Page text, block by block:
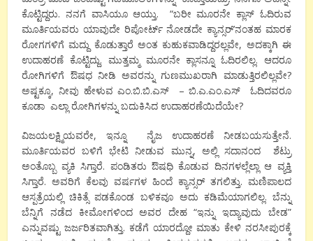
ಕೊಟ್ಟಿದ್ದರು. ನನಗೆ ವಾಸಿಯೂ ಆಯ್ತು. “ಬರೀ ಮೂರನೇ ಕ್ಲಾಸ್ ಓದಿರುವ
ಮೂರ್ತಿಯವರು ಯಾವುದೇ ರಿಪೋರ್ಟ್ ನೋಡದೇ ಕ್ಯಾನ್ಸರ್’ನಂತಹ ಮಾರಕ
ರೋಗಗಳಿಗೆ ಮದ್ದು ಕೊಡುತ್ತಾರೆ ಅಂತ ಕುಹುಕವಾಡಿದ್ದರಲ್ಲವೇ, ಅದಕ್ಕಾಗಿ ಈ
ಉದಾಹರಣೆ ಕೊಟ್ಟಿದ್ದು. ಮುತ್ತಮ್ಮ ಮೂರನೇ ಕ್ಲಾಸನ್ನೂ ಓದಿರಲಿಲ್ಲ. ಆದರೂ
ರೋಗಿಗಳಿಗೆ ಔಷಧ ನೀಡಿ ಅವರನ್ನು ಗುಣಮುಖರಾಗಿ ಮಾಡುತ್ತಿರಲಿಲ್ಲವೇ?
ಅಷ್ಟಕ್ಕೂ, ನೀವು ಹೇಳುವ ಎಂ.ಬಿ.ಬಿ.ಎಸ್ – ಬಿ.ಎ.ಎಂ.ಎಸ್ ಓದಿದವರೂ
ಕೂಡಾ ಎಲ್ಲಾ ರೋಗಿಗಳನ್ನು ಬದುಕಿಸಿದ ಉದಾಹರಣೆಯಿದೆಯೇ?
ವಿಜಯಲಕ್ಷ್ಮಿಯವರೇ, ಇನ್ನೂ ನೈಜ ಉದಾಹರಣೆ ನೀಡಬಯಸುತ್ತೇನೆ.
ಮೂರ್ತಿಯವರ ಬಳಿಗೆ ಭೇಟಿ ನೀಡುವ ಮುನ್ನ, ಅಲ್ಲಿ ಸದಾನಂದ ಶೆಟ್ರು
ಅಂತೊಬ್ಬ ವ್ಯಕಿ ಸಿಗ್ತಾರೆ. ಪಂಡಿತರು ಔಷಧಿ ಕೊಡುವ ದಿನಗಳಲ್ಲೆಲ್ಲಾ ಆ ವ್ಯಕ್ತಿ
ಸಿಗ್ತಾರೆ. ಅವರಿಗೆ ಕೆಲವು ವರ್ಷಗಳ ಹಿಂದೆ ಕ್ಯಾನ್ಸರ್ ತಗಲಿತ್ತು. ಮಣಿಪಾಲದ
ಆಸ್ಪತ್ರೆಯಲ್ಲಿ ಚಿಕಿತ್ಸೆ ಪಡಕೊಂಡ ಬಳಿಕವೂ ಅದು ಕಡಿಮೆಯಾಗಲಿಲ್ಲ. ಬೆನ್ನು
ಬೆನ್ನಿಗೆ ನಡೆದ ಕೀಮೋಗಳಿಂದ ಅವರ ದೇಹ “ಇನ್ನು ಇದ್ಯಾವುದು ಬೇಡ”
ಎನ್ನುವಷ್ಟು ಜರ್ಜರಿತವಾಗಿತ್ತು. ಕಡೆಗೆ ಯಾರದ್ದೋ ಮಾತು ಕೇಳಿ ನರಸೀಪುರಕ್ಕೆ